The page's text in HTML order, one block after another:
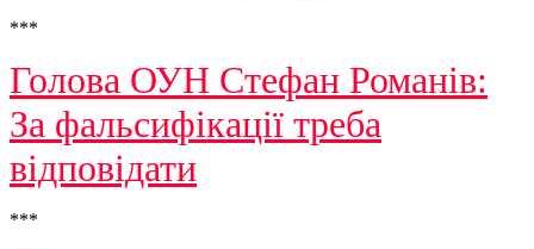
***
Голова ОУН Стефан Романів:
За фальсифікації треба
відповідати
***